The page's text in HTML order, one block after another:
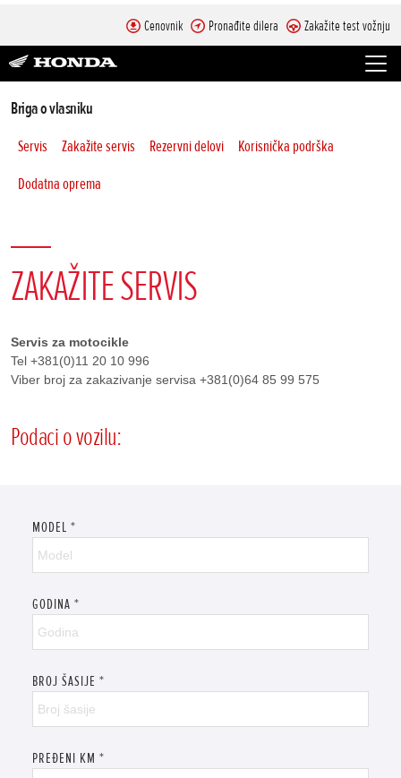
Cenovnik Pronađite dilera Zakažite test vožnju
Briga o vlasniku
Servis Zakažite servis Rezervni delovi
Korisnička podrška
Dodatna oprema
ZAKAŽITE SERVIS
Servis za motocikle
Tel +381(0)11 20 10 996
Viber broj za zakazivanje servisa +381(0)64 85 99 575
Podaci o vozilu:
MODEL *
GODINA *
BROJ ŠASIJE *
PREĐENI KM *